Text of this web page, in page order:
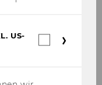
US-